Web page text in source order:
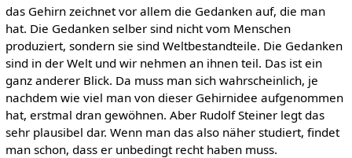
das Gehirn zeichnet vor allem die Gedanken auf, die man
hat. Die Gedanken selber sind nicht vom Menschen
produziert, sondern sie sind Weltbestandteile. Die Gedanken
sind in der Welt und wir nehmen an ihnen teil. Das ist ein
ganz anderer Blick. Da muss man sich wahrscheinlich, je
nachdem wie viel man von dieser Gehirnidee aufgenommen
hat, erstmal dran gewöhnen. Aber Rudolf Steiner legt das
sehr plausibel dar. Wenn man das also näher studiert, findet
man schon, dass er unbedingt recht haben muss.